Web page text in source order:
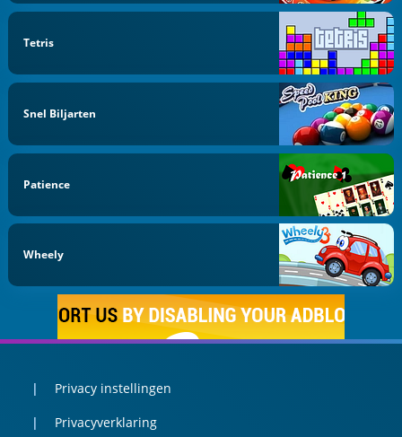
Tetris
Snel Biljarten
Patience
Wheely
Privacy instellingen
Privacyverklaring